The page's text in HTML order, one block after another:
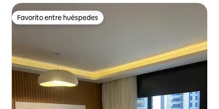
Favorito entre huéspedes
Favorito entre huéspedes